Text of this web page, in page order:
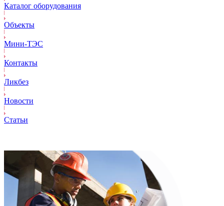
Каталог оборудования
Объекты
Mини-ТЭС
Контакты
Ликбез
Новости
Статьи